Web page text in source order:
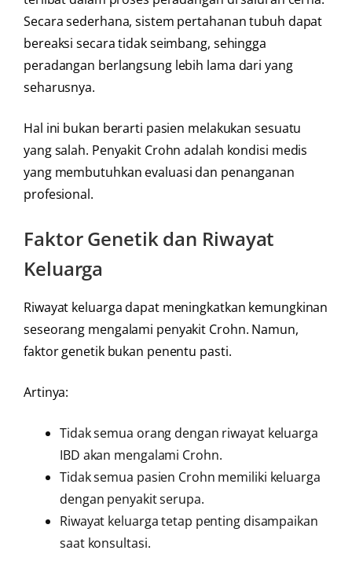
Secara sederhana, sistem pertahanan tubuh dapat
bereaksi secara tidak seimbang, sehingga
peradangan berlangsung lebih lama dari yang
seharusnya.
Hal ini bukan berarti pasien melakukan sesuatu
yang salah. Penyakit Crohn adalah kondisi medis
yang membutuhkan evaluasi dan penanganan
profesional.
Faktor Genetik dan Riwayat
Keluarga
Riwayat keluarga dapat meningkatkan kemungkinan
seseorang mengalami penyakit Crohn. Namun,
faktor genetik bukan penentu pasti.
Artinya:
Tidak semua orang dengan riwayat keluarga
IBD akan mengalami Crohn.
Tidak semua pasien Crohn memiliki keluarga
dengan penyakit serupa.
Riwayat keluarga tetap penting disampaikan
saat konsultasi.